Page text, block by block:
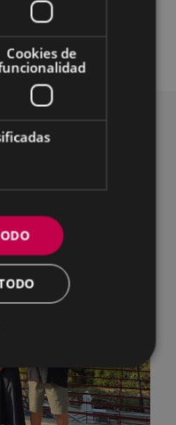
Maltzaga, que
este año
Cookies de